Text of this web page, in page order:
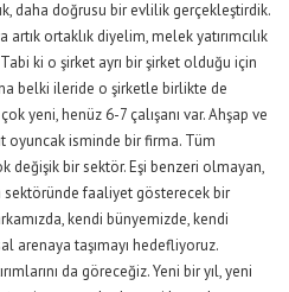
daha doğrusu bir evlilik gerçekleştirdik.
ortaklık diyelim, melek yatırımcılık
ki o şirket ayrı bir şirket olduğu için
belki ileride o şirketle birlikte de
yeni, henüz 6-7 çalışanı var. Ahşap ve
oyuncak isminde bir firma. Tüm
değişik bir sektör. Eşi benzeri olmayan,
sektöründe faaliyet gösterecek bir
kendi bünyemizde, kendi
arenaya taşımayı hedefliyoruz.
da göreceğiz. Yeni bir yıl, yeni